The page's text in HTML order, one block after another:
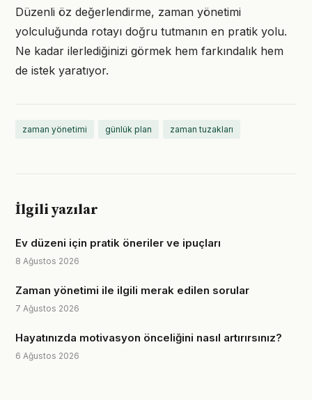
Düzenli öz değerlendirme, zaman yönetimi
yolculuğunda rotayı doğru tutmanın en pratik yolu.
Ne kadar ilerlediğinizi görmek hem farkındalık hem
de istek yaratıyor.
zaman yönetimi günlük plan zaman tuzakları
İlgili yazılar
Ev düzeni için pratik öneriler ve ipuçları
8 Ağustos 2026
Zaman yönetimi ile ilgili merak edilen sorular
7 Ağustos 2026
Hayatınızda motivasyon önceliğini nasıl artırırsınız?
6 Ağustos 2026